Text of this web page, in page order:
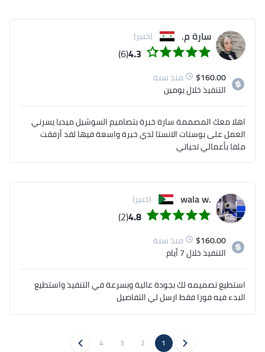
سارة م. (خبير)
4.3
(6)
$160.00
منذ سنة
التنفيذخلال يومين
اهلا معك المصممة سارة خبرة بتصاميم السوشيل ميديا يسرني
العمل على بوستات الانستا لدي خبرة واسعة فيها لقد أرفقت
ملفا بأعمالي تحياتي
.wala w (خبير)
4.8
(2)
$160.00
منذ سنة
التنفيذخلال 7 أيام
استطيع تصميمه لك بجودة عالية وبسرعة في التنفيذ واستطيع
البدء فيه فورا فقط ارسل لي التفاصيل
1
2
3
4